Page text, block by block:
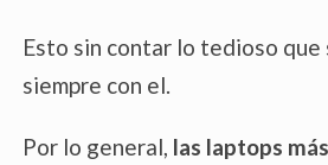
Esto sin contar lo tedioso que
siempre con el.
Por lo general, las laptops